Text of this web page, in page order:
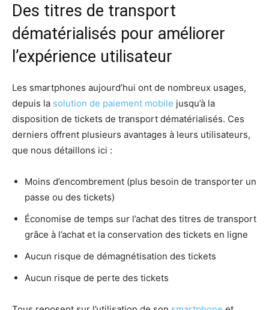
Des titres de transport
dématérialisés pour améliorer
l’expérience utilisateur
Les smartphones aujourd’hui ont de nombreux usages,
depuis la solution de paiement mobile jusqu’à la
disposition de tickets de transport dématérialisés. Ces
derniers offrent plusieurs avantages à leurs utilisateurs,
que nous détaillons ici :
Moins d’encombrement (plus besoin de transporter un
passe ou des tickets)
Économise de temps sur l’achat des titres de transport
grâce à l’achat et la conservation des tickets en ligne
Aucun risque de démagnétisation des tickets
Aucun risque de perte des tickets